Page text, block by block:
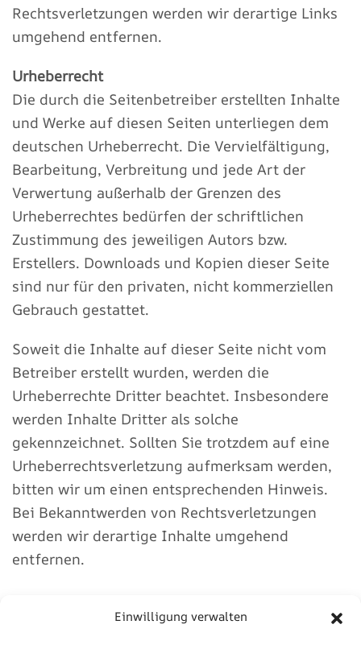
Einwilligung verwalten
Rechtsverletzungen werden wir derartige Links
umgehend entfernen.
Urheberrecht
Die durch die Seitenbetreiber erstellten Inhalte
und Werke auf diesen Seiten unterliegen dem
deutschen Urheberrecht. Die Vervielfältigung,
Bearbeitung, Verbreitung und jede Art der
Verwertung außerhalb der Grenzen des
Urheberrechtes bedürfen der schriftlichen
Zustimmung des jeweiligen Autors bzw.
Erstellers. Downloads und Kopien dieser Seite
sind nur für den privaten, nicht kommerziellen
Gebrauch gestattet.
Soweit die Inhalte auf dieser Seite nicht vom
Betreiber erstellt wurden, werden die
Urheberrechte Dritter beachtet. Insbesondere
werden Inhalte Dritter als solche
gekennzeichnet. Sollten Sie trotzdem auf eine
Urheberrechtsverletzung aufmerksam werden,
bitten wir um einen entsprechenden Hinweis.
Bei Bekanntwerden von Rechtsverletzungen
werden wir derartige Inhalte umgehend
entfernen.